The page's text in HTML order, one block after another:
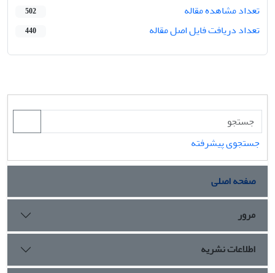
تعداد مشاهده مقاله
502
تعداد دریافت فایل اصل مقاله 440
جستجوی پیشرفته
صفحه اصلی
مرور
اطلاعات نشریه